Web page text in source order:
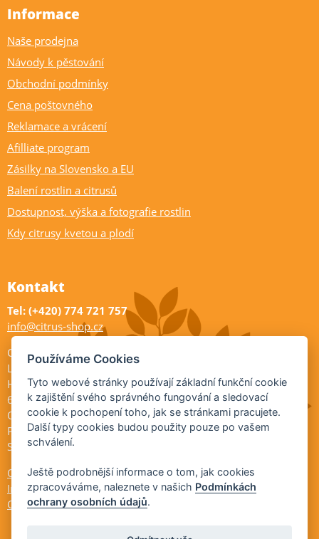
Informace
Naše prodejna
Návody k pěstování
Obchodní podmínky
Cena poštovného
Reklamace a vrácení
Afilliate program
Zásilky na Slovensko a EU
Balení rostlin a citrusů
Dostupnost, výška a fotografie rostlin
Kdy citrusy kvetou a plodí
Kontakt
Tel: (+420) 774 721 757
info@citrus-shop.cz
Citrus shop zahradnictví
Legionářů 2
Hodonín
695 01
Otevřeno:
Po-Pá 9-17
So 9-11:30
Ochrana osobních údajů
Informace ÚKZÚZ
Cookies
Používáme Cookies
Tyto webové stránky používají základní funkční cookie
k zajištění svého správného fungování a sledovací
cookie k pochopení toho, jak se stránkami pracujete.
Další typy cookies budou použity pouze po vašem
schválení.
Ještě podrobnější informace o tom, jak cookies
zpracováváme, naleznete v našich Podmínkách
ochrany osobních údajů.